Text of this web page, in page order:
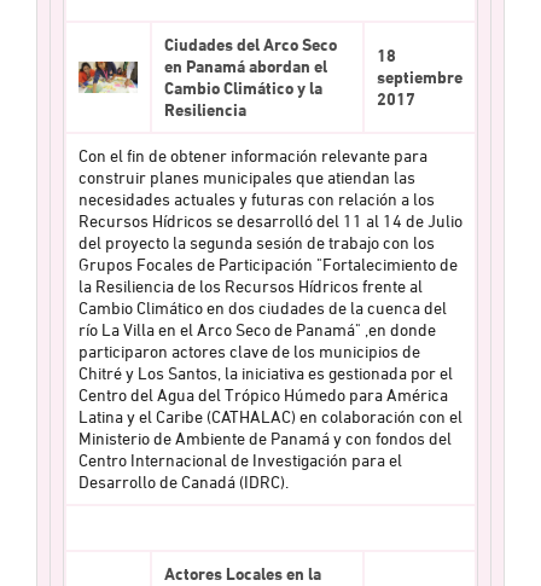
Ciudades del Arco Seco
en Panamá abordan el
Cambio Climático y la
Resiliencia
18
septiembre
2017
Con el fin de obtener información relevante para
construir planes municipales que atiendan las
necesidades actuales y futuras con relación a los
Recursos Hídricos se desarrolló del 11 al 14 de Julio
del proyecto la segunda sesión de trabajo con los
Grupos Focales de Participación "Fortalecimiento de
la Resiliencia de los Recursos Hídricos frente al
Cambio Climático en dos ciudades de la cuenca del
río La Villa en el Arco Seco de Panamá" ,en donde
participaron actores clave de los municipios de
Chitré y Los Santos, la iniciativa es gestionada por el
Centro del Agua del Trópico Húmedo para América
Latina y el Caribe (CATHALAC) en colaboración con el
Ministerio de Ambiente de Panamá y con fondos del
Centro Internacional de Investigación para el
Desarrollo de Canadá (IDRC).
Actores Locales en la